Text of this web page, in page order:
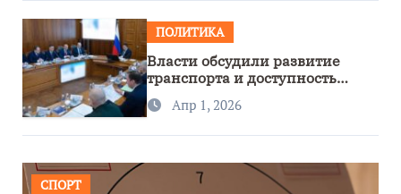
ПОЛИТИКА
Власти обсудили развитие
транспорта и доступность
региона
Апр 1, 2026
СПОРТ